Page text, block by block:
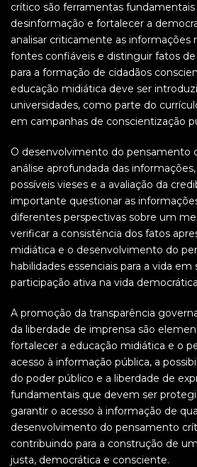
crítico são ferramentas
desinformação e fortalecer a
analisar criticamente as informações
fontes confiáveis e distinguir fatos de
para a formação de cidadãos
educação midiática deve ser
universidades, como parte do
em campanhas de conscientização
O desenvolvimento do pensamento
análise aprofundada das
possíveis vieses e a avaliação da
importante questionar as
diferentes perspectivas sobre um
verificar a consistência dos fatos
midiática e o desenvolvimento do
habilidades essenciais para a vida em
participação ativa na vida
A promoção da transparência
da liberdade de imprensa são
fortalecer a educação midiática e o
acesso à informação pública, a
do poder público e a liberdade de
fundamentais que devem ser
garantir o acesso à informação de
desenvolvimento do pensamento
contribuindo para a construção de
justa, democrática e consciente.